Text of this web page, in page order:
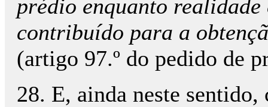
prédio enquanto realidade
contribuído para a
(artigo 97.º do pedido de
28. E, ainda neste